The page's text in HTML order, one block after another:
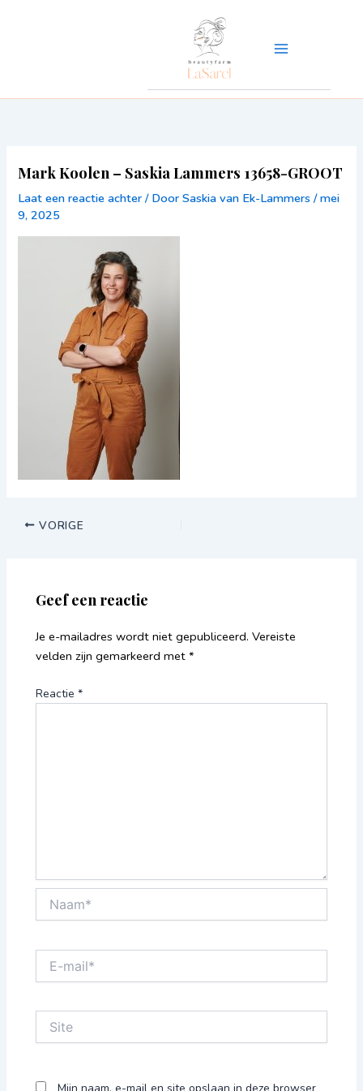
Mark Koolen – Saskia Lammers 13658-GROOT
Laat een reactie achter / DoorSaskia van Ek-Lammers/mei
9, 2025
VORIGE
Geef een reactie
Je e-mailadres wordt niet gepubliceerd. Vereiste
velden zijn gemarkeerd met*
Reactie*
mail*